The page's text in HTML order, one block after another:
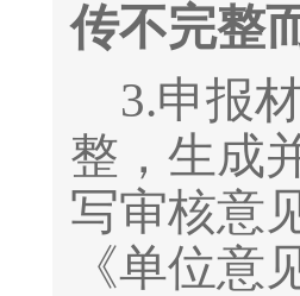
传不完整
3.申报
整，生成
写审核意
《单位